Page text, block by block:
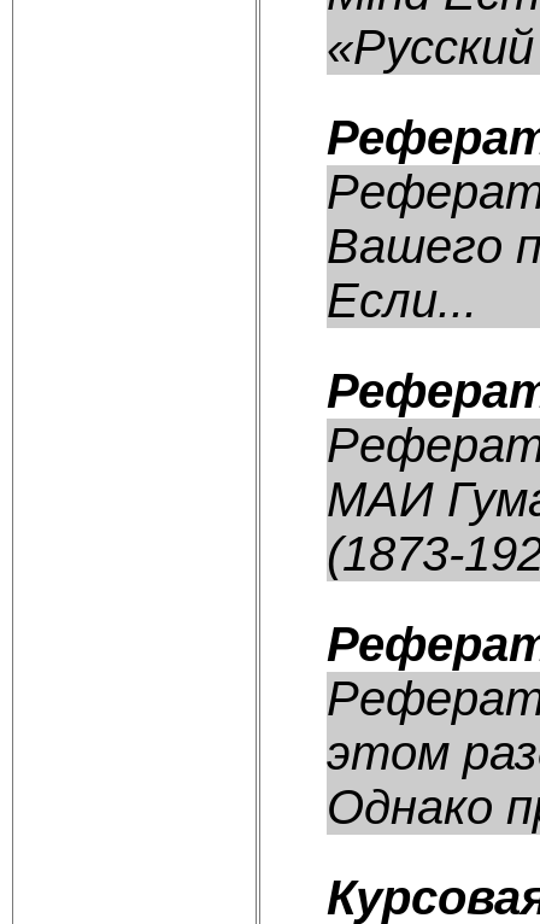
Вашего
Если...
МАИ
(1873-
этом
Однако